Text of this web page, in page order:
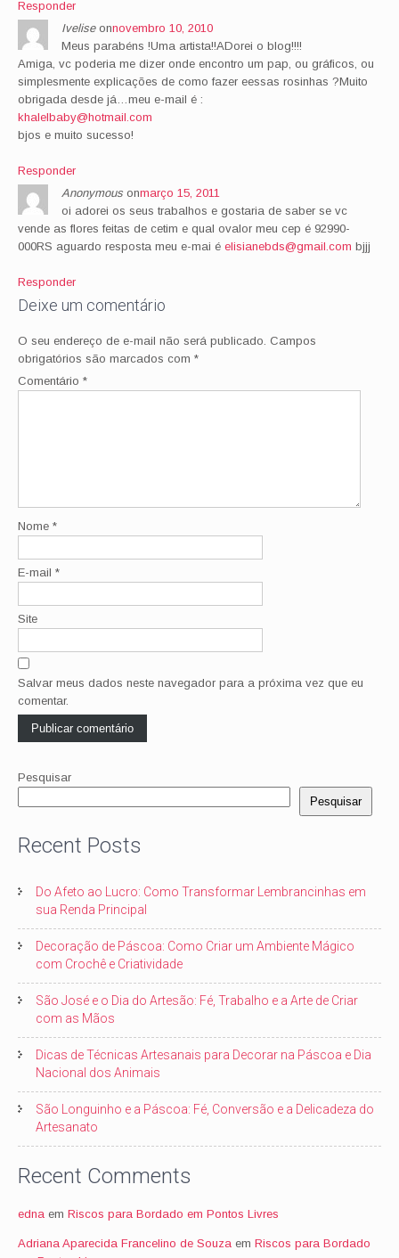
Responder
Iveliseonnovembro 10, 2010
Meus parabéns !Uma artista!!ADorei o blog!!!!
Amiga, vc poderia me dizer onde encontro um pap, ou gráficos, ou
simplesmente explicações de como fazer eessas rosinhas ?Muito
obrigada desde já…meu e-mail é :
khalelbaby@hotmail.com
bjos e muito sucesso!
Responder
Anonymous onmarço 15, 2011
oi adorei os seus trabalhos e gostaria de saber se vc
vende as flores feitas de cetim e qual ovalor meu cep é 92990-
000RS aguardo resposta meu e-mai é elisianebds@gmail.com bjjj
Responder
Deixe um comentário
O seu endereço de e-mail não será publicado. Campos
obrigatórios são marcados com *
Comentário *
Nome *
E-mail *
Site
Salvar meus dados neste navegador para a próxima vez que eu
comentar.
Pesquisar
Pesquisar
Recent Posts
Do Afeto ao Lucro: Como Transformar Lembrancinhas em
sua Renda Principal
Decoração de Páscoa: Como Criar um Ambiente Mágico
com Crochê e Criatividade
São José e o Dia do Artesão: Fé, Trabalho e a Arte de Criar
com as Mãos
Dicas de Técnicas Artesanais para Decorar na Páscoa e Dia
Nacional dos Animais
São Longuinho e a Páscoa: Fé, Conversão e a Delicadeza do
Artesanato
Recent Comments
edna em Riscos para Bordado em Pontos Livres
Adriana Aparecida Francelino de Souza em Riscos para Bordado